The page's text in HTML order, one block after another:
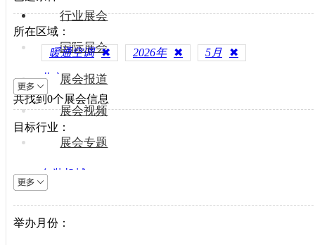
行业展会
国际展会
展会报道
展会视频
展会专题
暖通空调 ✖ 2026年 ✖ 5月 ✖
共找到0个展会信息
所在区域：
北京
上海
天津
重庆
山西
内蒙古
辽宁
目标行业：
包装机械
电梯设备
电子制造
举办月份：